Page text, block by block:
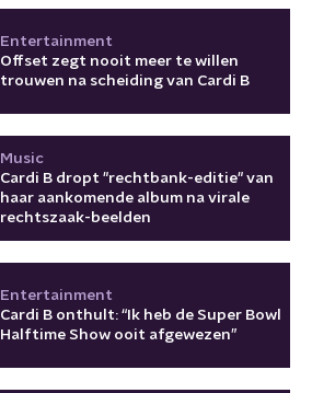
Entertainment
Offset zegt nooit meer te willen
trouwen na scheiding van Cardi B
Music
Cardi B dropt "rechtbank-editie" van
haar aankomende album na virale
rechtszaak-beelden
Entertainment
Cardi B onthult: “Ik heb de Super Bowl
Halftime Show ooit afgewezen”